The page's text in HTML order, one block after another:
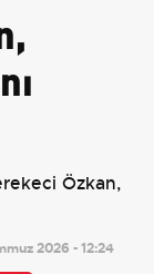
Özkan,
2026 - 12:24